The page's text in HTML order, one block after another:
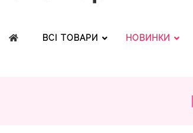
ВСІ ТОВАРИ НОВИНКИ